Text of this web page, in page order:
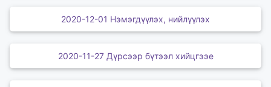
2020-12-01 Нэмэгдүүлэх, нийлүүлэх
2020-11-27 Дүрсээр бүтээл хийцгээе